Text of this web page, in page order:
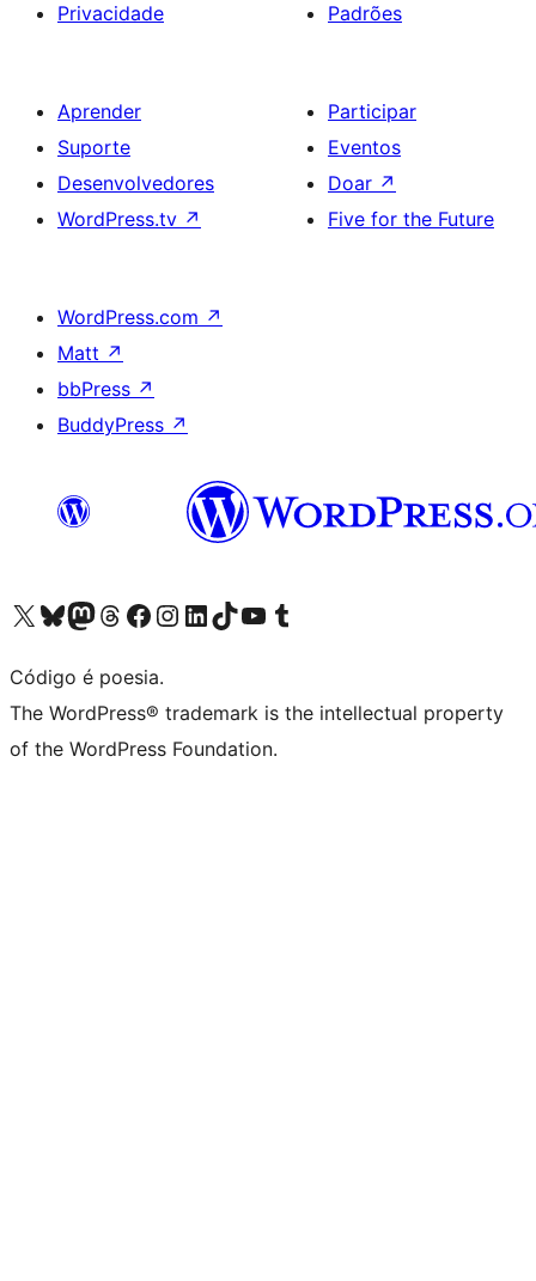
Privacidade
Padrões
Aprender
Suporte
Desenvolvedores
WordPress.tv ↗
Participar
Eventos
Doar ↗
Five for the Future
WordPress.com ↗
Matt ↗
bbPress ↗
BuddyPress ↗
Acessar nossa conta do X (antigo Twitter)
Acessar nossa conta do Bluesky
Acessar nossa conta do Mastodon
Acessar nossa conta do Threads
Acessar nossa página do Facebook
Acessar nossa conta do Instagram
Acessar nossa conta do LinkedIn
Acessar nossa conta do TikTok
Acessar nosso canal do YouTube
Acessar nossa conta no Tumblr
Código é poesia.
The WordPress® trademark is the intellectual property
of the WordPress Foundation.